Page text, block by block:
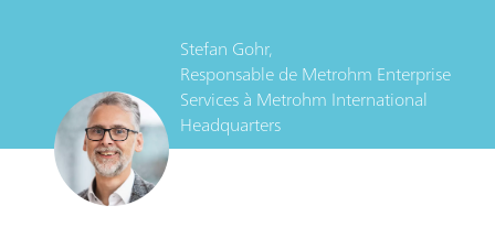
Stefan Gohr,
Responsable de Metrohm Enterprise
Servicesà Metrohm International
Headquarters